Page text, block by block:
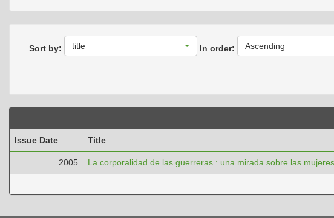
Sort by: title In order: Ascending
Issue Date Title
2005 La corporalidad de las guerreras : una mirada sobre las